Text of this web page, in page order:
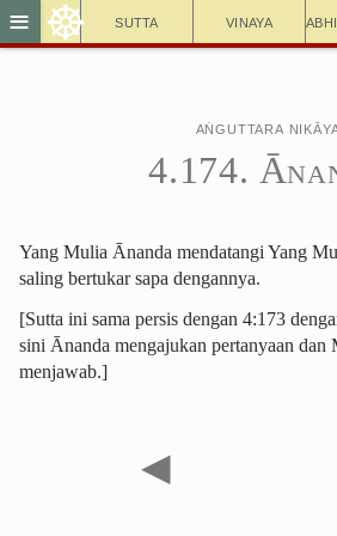
Sutta Vinaya
≡ ☸
Aṅguttara
4.174.
Yang Mulia Ānanda mendatangi Yang
saling bertukar sapa dengannya.
[Sutta ini sama persis dengan 4:173
sini Ānanda mengajukan pertanyaan dan
menjawab.]
◀